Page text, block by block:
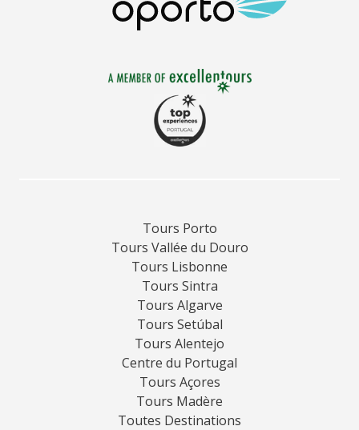
Tours Porto
Tours Vallée du Douro
Tours Lisbonne
Tours Sintra
Tours Algarve
Tours Setúbal
Tours Alentejo
Centre du Portugal
Tours Açores
Tours Madère
Toutes Destinations